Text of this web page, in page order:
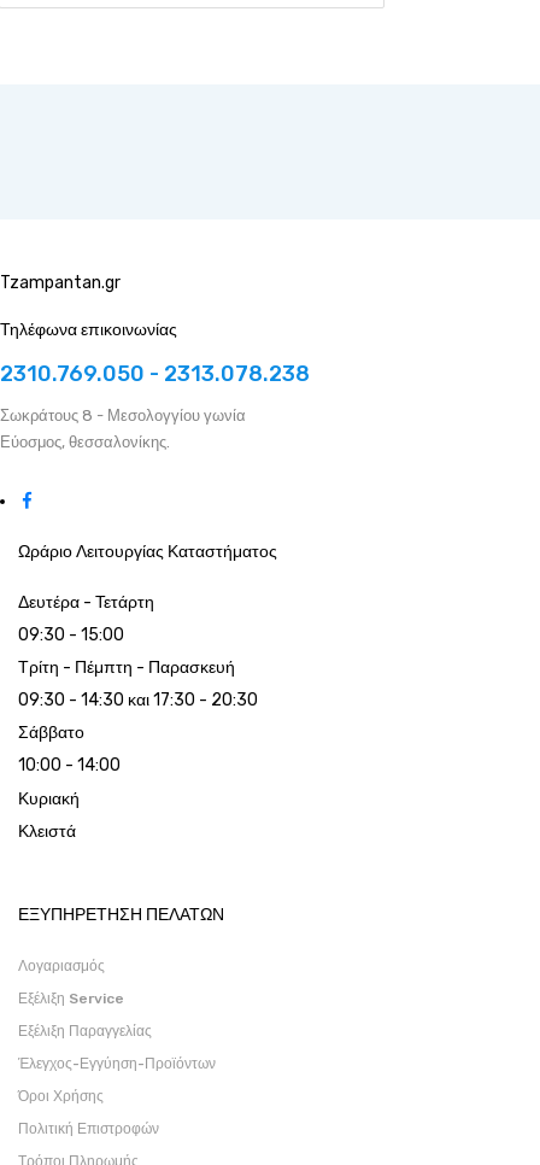
Tzampantan.gr
Τηλέφωνα επικοινωνίας
2310.769.050 - 2313.078.238
Σωκράτους 8 - Μεσολογγίου γωνία
Εύοσμος, θεσσαλονίκης.
Ωράριο Λειτουργίας Καταστήματος
Δευτέρα - Τετάρτη
09:30 - 15:00
Τρίτη - Πέμπτη - Παρασκευή
09:30 - 14:30 και 17:30 - 20:30
Σάββατο
10:00 - 14:00
Κυριακή
Κλειστά
ΕΞΥΠΗΡΕΤΗΣΗ ΠΕΛΑΤΩΝ
Λογαριασμός
Εξέλιξη Service
Εξέλιξη Παραγγελίας
Έλεγχος-Εγγύηση-Προϊόντων
Όροι Χρήσης
Πολιτική Επιστροφών
Τρόποι Πληρωμής